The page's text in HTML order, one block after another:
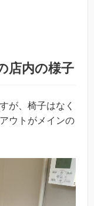
店内の様子
が、椅子はなく
ウトがメインの